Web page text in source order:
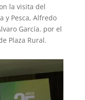
la visita del
y Pesca, Alfredo
García. por el
Plaza Rural.